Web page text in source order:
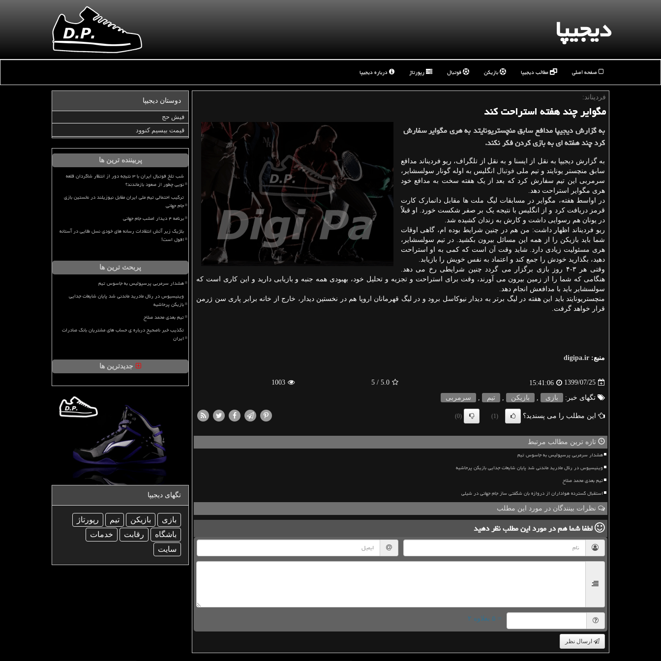
دیجیپا
صفحه اصلی مطالب دیجیپا بازیکن فوتبال رپورتاژ درباره دیجیپا
فردیناند:
مگوایر چند هفته استراحت كند
به گزارش دیجیپا مدافع سابق منچستریونایتد به هری مگوایر سفارش
كرد چند هفته ای به بازی كردن فكر نكند.
به گزارش دیجیپا به نقل از ایسنا و به نقل از تلگراف، ریو فردیناند مدافع
سابق منچستر یونایتد و تیم ملی فوتبال انگلیس به اوله گونار سولسشایر،
سرمربی این تیم سفارش کرد که بعد از یک هفته سخت به مدافع خود
هری مگوایر استراحت دهد.
در اواسط هفته، مگوایر در مسابقات لیگ ملت ها مقابل دانمارک کارت
قرمز دریافت کرد و از انگلیس با نتیجه یک بر صفر شکست خورد. او قبلاً
در یونان هم رسوایی داشت و کارش به زندان کشیده شد.
ریو فردیناند اظهار داشت: من هم در چنین شرایط بوده ام، گاهی اوقات
شما باید بازیکن را از همه این مسائل بیرون بکشید. در تیم سولسشایر،
هری مسئولیت زیادی دارد. شاید وقت آن است که کمی به او استراحت
دهید، بگذارید خودش را جمع کند و اعتماد به نفس خویش را بازیابد.
وقتی هر ۳-۴ روز بازی برگزار می گردد چنین شرایطی رخ می دهد.
هنگامی که شما را از زمین بیرون می آورند، وقت برای استراحت و تجزیه و تحلیل خود، بهبودی همه جنبه و بازیابی دارید و این کاری است که
سولسشایر باید با مدافعش انجام دهد.
منچستریونایتد باید این هفته در لیگ برتر به دیدار نیوکاسل برود و در لیگ قهرمانان اروپا هم در نخستین دیدار، خارج از خانه برابر پاری سن ژرمن
قرار خواهد گرفت.
منبع: digipa.ir
1399/07/25
15:41:06
5.0
/ 5
1003
تگهای خبر: بازی بازیكن تیم سرمربی
این مطلب را می پسندید؟ (1)
(0)
تازه ترین مطالب مرتبط
هشدار سرمربی پرسپولیس به جاسوس تیم
وینیسیوس در رئال مادرید ماندنی شد پایان شایعات جدایی بازیکن پرحاشیه
تیم بعدی محمد صلاح
استقبال گسترده هواداران از دروازه بان شگفتی ساز جام جهانی در شیلی
نظرات بینندگان در مورد این مطلب
لطفا شما همدر مورد این مطلبنظر دهید
= ۵ بعلاوه ۲
ارسال نظر
دوستان دیجیپا
فیش حج
قیمت بیسیم کنوود
پربیننده ترین ها
شب تلخ فوتبال ایران با ۳ نتیجه دور از انتظار شاگردان قلعه
نویی چطور از صعود بازماندند؟
ترکیب احتمالی تیم ملی ایران مقابل نیوزیلند در نخستین بازی
جام جهانی
برنامه ۴ دیدار امشب جام جهانی
بلژیک زیر آتش انتقادات رسانه های خودی نسل طلایی در آستانه
افول است!
پربحث ترین ها
هشدار سرمربی پرسپولیس به جاسوس تیم
وینیسیوس در رئال مادرید ماندنی شد پایان شایعات جدایی
بازیکن پرحاشیه
تیم بعدی محمد صلاح
تکذیب خبر ناصحیح درباره ی حساب های مشتریان بانک صادرات
ایران
جدیدترین ها
تگهای دیجیپا
بازی بازیكن تیم
رپورتاژ
باشگاه
رقابت
خدمات
سایت